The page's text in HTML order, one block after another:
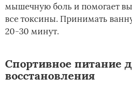
мышечную боль и помогает
все токсины. Принимать
20-30 минут.
Спортивное питание
восстановления